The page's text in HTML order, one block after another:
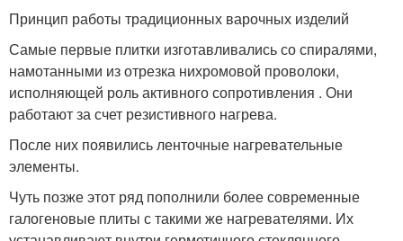
Принцип работы традиционных варочных изделий
Самые первые плитки изготавливались со спиралями,
намотанными из отрезка нихромовой проволоки,
исполняющей роль активного сопротивления . Они
работают за счет резистивного нагрева.
После них появились ленточные нагревательные
элементы.
Чуть позже этот ряд пополнили более современные
галогеновые плиты с такими же нагревателями. Их